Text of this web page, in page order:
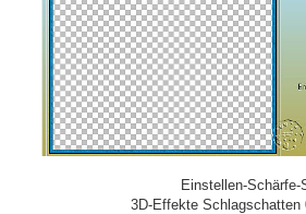
Einstellen-
3D-Effekte